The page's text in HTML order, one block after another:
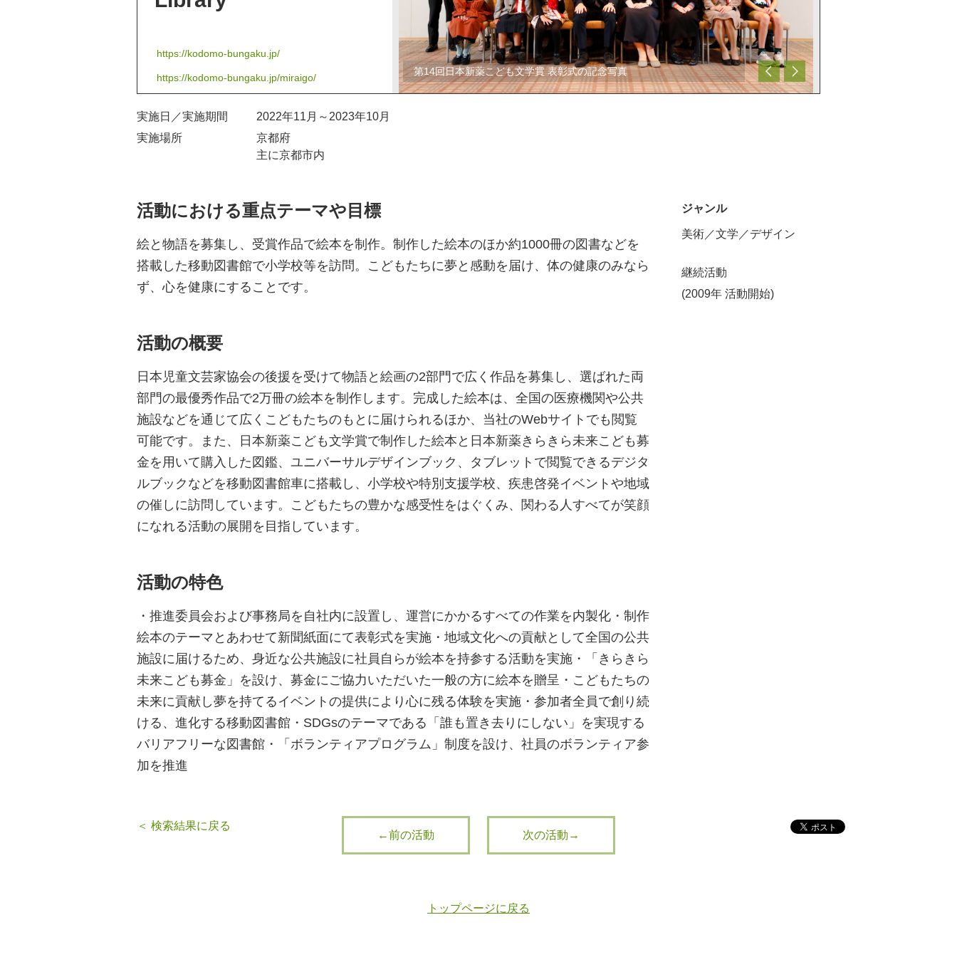
https://kodomo-bungaku.jp/
https://kodomo-bungaku.jp/miraigo/
第14回日本新薬こども文学賞 表彰式の記念写真
実施日／実施期間
2022年11月～2023年10月
実施場所
京都府
主に京都市内
活動における重点テーマや目標
絵と物語を募集し、受賞作品で絵本を制作。制作した絵本のほか約1000冊の図書などを
搭載した移動図書館で小学校等を訪問。こどもたちに夢と感動を届け、体の健康のみなら
ず、心を健康にすることです。
活動の概要
日本児童文芸家協会の後援を受けて物語と絵画の2部門で広く作品を募集し、選ばれた両
部門の最優秀作品で2万冊の絵本を制作します。完成した絵本は、全国の医療機関や公共
施設などを通じて広くこどもたちのもとに届けられるほか、当社のWebサイトでも閲覧
可能です。また、日本新薬こども文学賞で制作した絵本と日本新薬きらきら未来こども募
金を用いて購入した図鑑、ユニバーサルデザインブック、タブレットで閲覧できるデジタ
ルブックなどを移動図書館車に搭載し、小学校や特別支援学校、疾患啓発イベントや地域
の催しに訪問しています。こどもたちの豊かな感受性をはぐくみ、関わる人すべてが笑顔
になれる活動の展開を目指しています。
活動の特色
・推進委員会および事務局を自社内に設置し、運営にかかるすべての作業を内製化・制作
絵本のテーマとあわせて新聞紙面にて表彰式を実施・地域文化への貢献として全国の公共
施設に届けるため、身近な公共施設に社員自らが絵本を持参する活動を実施・「きらきら
未来こども募金」を設け、募金にご協力いただいた一般の方に絵本を贈呈・こどもたちの
未来に貢献し夢を持てるイベントの提供により心に残る体験を実施・参加者全員で創り続
ける、進化する移動図書館・SDGsのテーマである「誰も置き去りにしない」を実現する
バリアフリーな図書館・「ボランティアプログラム」制度を設け、社員のボランティア参
加を推進
ジャンル
美術／文学／デザイン
継続活動
(2009年 活動開始)
＜ 検索結果に戻る
←前の活動 次の活動→
トップページに戻る